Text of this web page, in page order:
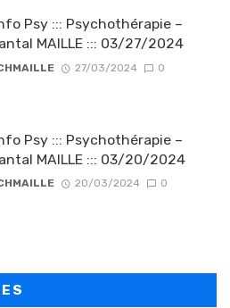
Psy ::: Psychothérapie –
MAILLE ::: 03/27/2024
27/03/2024 0
Psy ::: Psychothérapie –
MAILLE ::: 03/20/2024
20/03/2024 0